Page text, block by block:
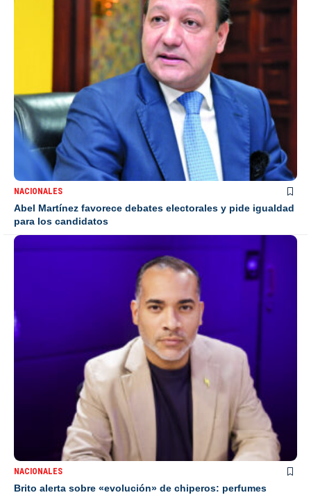
NACIONALES
Abel Martínez favorece debates electorales y pide igualdad
para los candidatos
NACIONALES
Brito alerta sobre «evolución» de chiperos: perfumes